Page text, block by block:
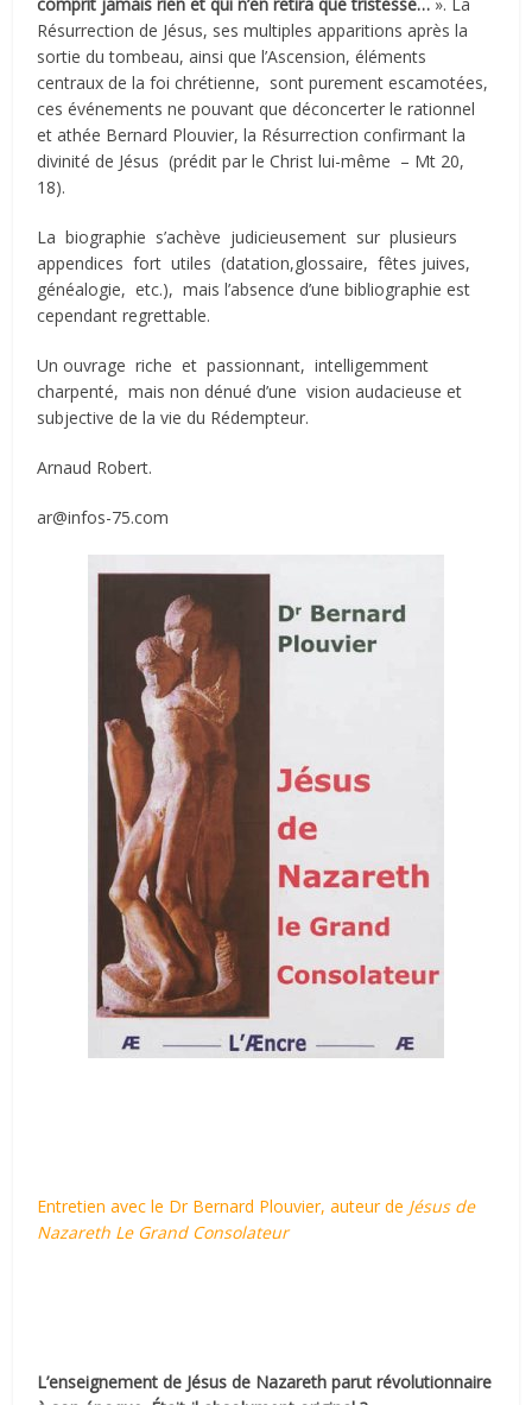
Résurrection de Jésus, ses multiples apparitions après la
sortie du tombeau, ainsi que l’Ascension, éléments
centraux de la foi chrétienne, sont purement escamotées,
ces événements ne pouvant que déconcerter le rationnel
et athée Bernard Plouvier, la Résurrection confirmant la
divinité de Jésus (prédit par le Christ lui-même – Mt 20,
18).
La biographie s’achève judicieusement sur plusieurs
appendices fort utiles (datation,glossaire, fêtes juives,
généalogie, etc.), mais l’absence d’une bibliographie est
cependant regrettable.
Un ouvrage riche et passionnant, intelligemment
charpenté, mais non dénué d’une vision audacieuse et
subjective de la vie du Rédempteur.
Arnaud Robert.
ar@infos-75.com
Entretien avec le Dr Bernard Plouvier, auteur de Jésus de
Nazareth Le Grand Consolateur
L’enseignement de Jésus de Nazareth parut révolutionnaire